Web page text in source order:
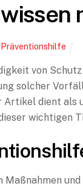
von
solcher
Artikel dient als
wichtigen